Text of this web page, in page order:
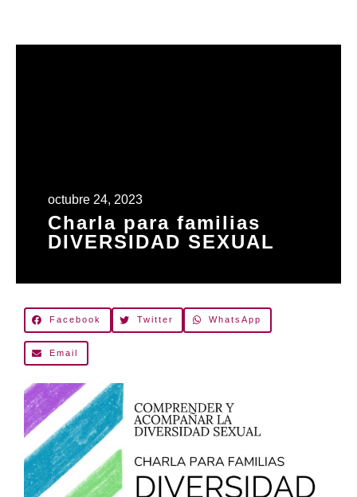
octubre 24, 2023
Charla para familias
DIVERSIDAD SEXUAL
Facebook Twitter WhatsApp
Email